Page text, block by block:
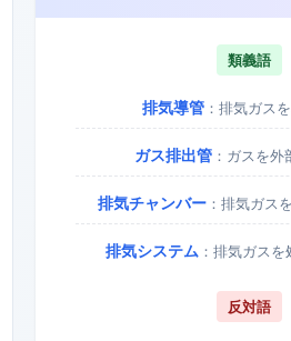
類義語
排気導管 ：排気ガス
ガス排出管 ：ガスを
排気チャンバー：排気ガス
排気システム：排気ガスを
反対語